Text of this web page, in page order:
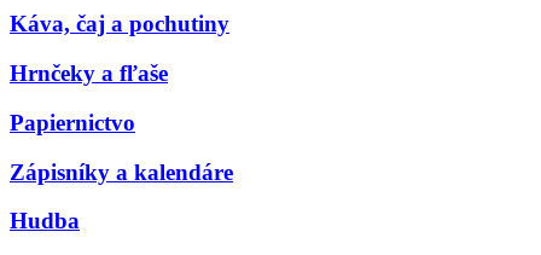
Káva, čaj a pochutiny
Hrnčeky a fľaše
Papiernictvo
Zápisníky a kalendáre
Hudba